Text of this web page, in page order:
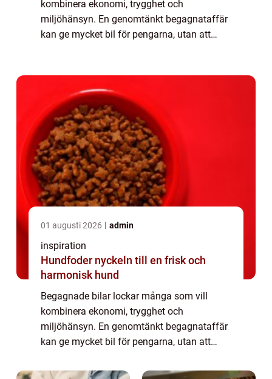
kombinera ekonomi, trygghet och
miljöhänsyn. En genomtänkt begagnataffär
kan ge mycket bil för pengarna, utan att
01 augusti 2026 admin
inspiration
Hundfoder nyckeln till en frisk och
harmonisk hund
Begagnade bilar lockar många som vill
kombinera ekonomi, trygghet och
miljöhänsyn. En genomtänkt begagnataffär
kan ge mycket bil för pengarna, utan att